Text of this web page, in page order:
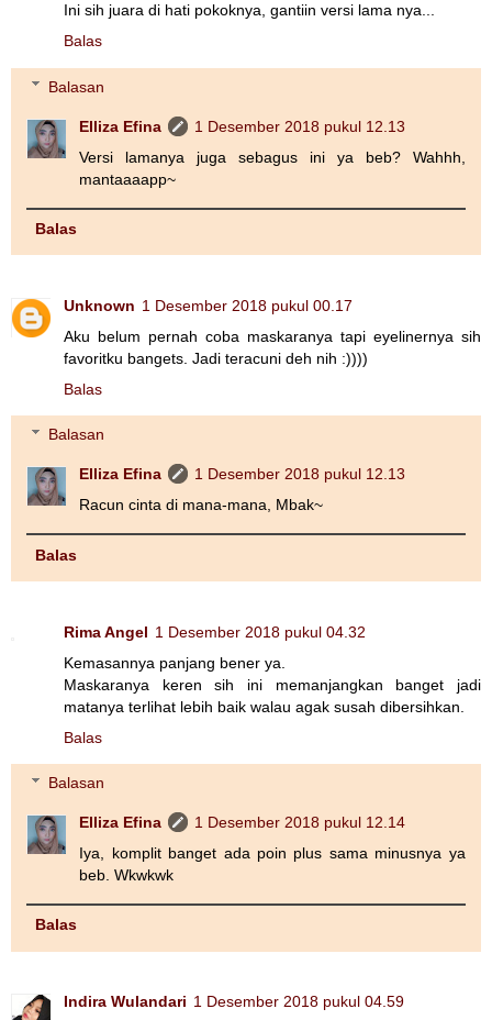
Ini sih juara di hati pokoknya, gantiin versi lama nya...
Balas
Balasan
Elliza Efina
1 Desember 2018 pukul 12.13
Versi lamanya juga sebagus ini ya beb? Wahhh,
mantaaaapp~
Balas
Unknown 1 Desember 2018 pukul 00.17
Aku belum pernah coba maskaranya tapi eyelinernya sih
favoritku bangets. Jadi teracuni deh nih :))))
Balas
Balasan
Elliza Efina
1 Desember 2018 pukul 12.13
Racun cinta di mana-mana, Mbak~
Balas
Rima Angel 1 Desember 2018 pukul 04.32
Kemasannya panjang bener ya.
Maskaranya keren sih ini memanjangkan banget jadi
matanya terlihat lebih baik walau agak susah dibersihkan.
Balas
Balasan
Elliza Efina
1 Desember 2018 pukul 12.14
Iya, komplit banget ada poin plus sama minusnya ya
beb. Wkwkwk
Balas
Indira Wulandari 1 Desember 2018 pukul 04.59